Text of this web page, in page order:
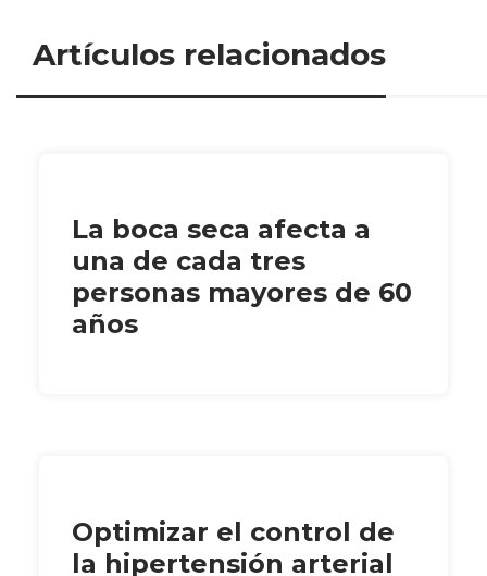
Artículos relacionados
La boca seca afecta a
una de cada tres
personas mayores de 60
años
Optimizar el control de
la hipertensión arterial